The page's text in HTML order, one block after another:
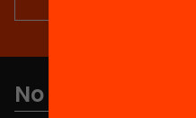
No et perdis res